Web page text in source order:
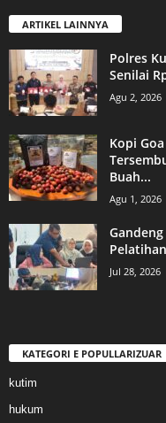
ARTIKEL LAINNYA
Polres
Senilai
Agu 2, 2026
Kopi
Buah...
Agu 1, 2026
Jul 28, 2026
KATEGORI E POPULLARIZUAR
kutim
hukum